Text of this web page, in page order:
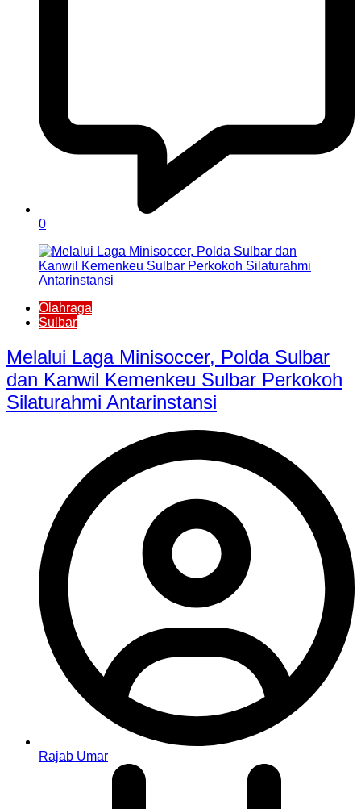
0
Olahraga
Sulbar
Melalui Laga Minisoccer, Polda Sulbar
dan Kanwil Kemenkeu Sulbar Perkokoh
Silaturahmi Antarinstansi
Rajab Umar